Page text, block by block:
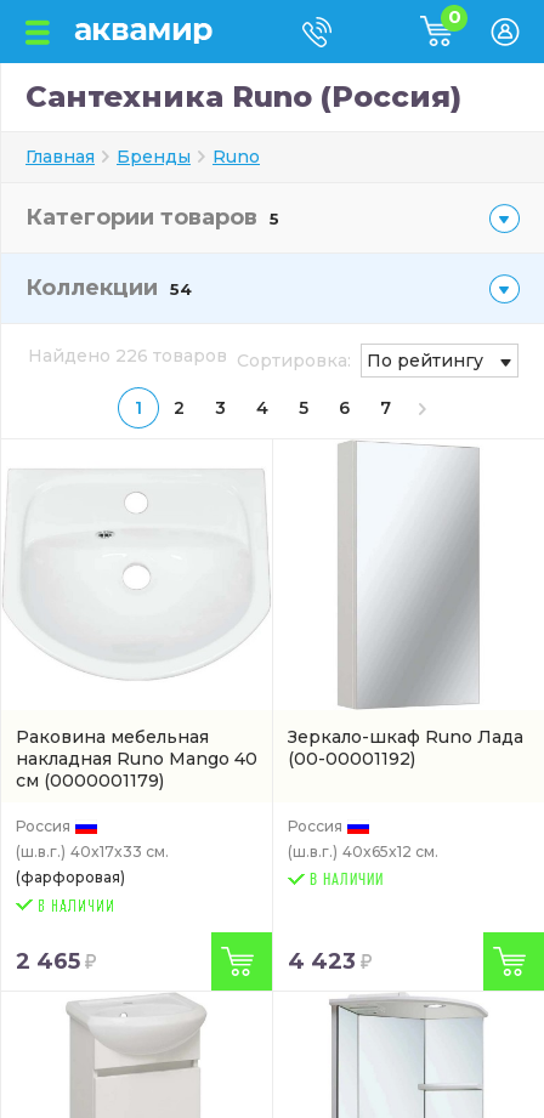
0
Сантехника Runo (Россия)
Главная Бренды Runo
Категории товаров 5
Коллекции 54
Найдено 226 товаров
1 2 3 4 5 6 7
Сортировка: По рейтингу
Раковина мебельная
накладная Runo Mango 40
см (0000001179)
Россия
(ш.в.г.) 40x17x33 см.
(фарфоровая)
2 465
Зеркало-шкаф Runo Лада
(00-00001192)
Россия
(ш.в.г.) 40x65x12 см.
В НАЛИЧИИ
4 423